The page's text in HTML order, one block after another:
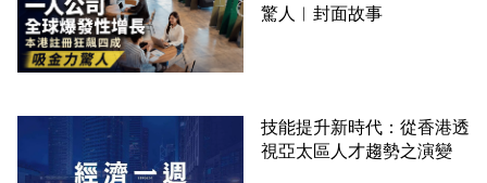
驚人︳封面故事
技能提升新時代：從香港透
視亞太區人才趨勢之演變